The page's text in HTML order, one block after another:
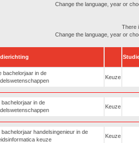
Change the language, year or
There
Change the language, year or
bachelorjaar in de
Keuze
bachelorjaar in de
Keuze
bachelorjaar handelsingenieur in de
keuze
Keuze